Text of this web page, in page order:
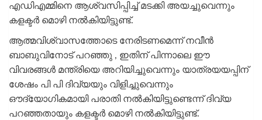
എഡിഎമ്മിനെ ആശ്വസിപ്പിച്ച് മടക്കി അയച്ചുവെന്നും
കളക്ടർ മൊഴി നൽകിയിട്ടുണ്ട്.
ആത്മവിശ്വാസത്തോടെ നേരിടണമെന്ന് നവീൻ
ബാബുവിനോട് പറഞ്ഞു , ഇതിന് പിന്നാലെ ഈ
വിവരങ്ങൾ മന്ത്രിയെ അറിയിച്ചുവെന്നും യാത്രയയപ്പിന്
ശേഷം പി പി ദിവ്യയും വിളിച്ചുവെന്നും
ഔദ്യോഗികമായി പരാതി നൽകിയിട്ടുണ്ടെന്ന് ദിവ്യ
പറഞ്ഞതായും കളക്ടർ‌ മൊഴി നൽകിയിട്ടുണ്ട്.